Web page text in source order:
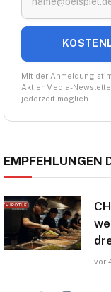
Mit der Anmeldung
AktienMedia-
jederzeit möglich.
EMPFEHLUNGEN
vor